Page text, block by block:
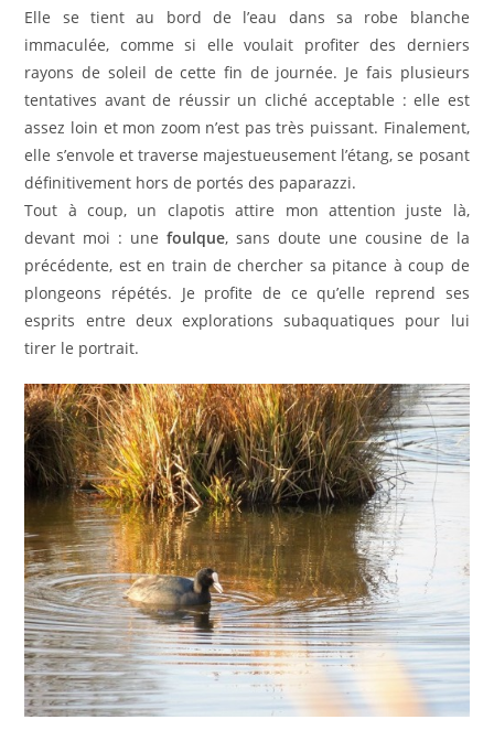
Elle se tient au bord de l’eau dans sa robe blanche
immaculée, comme si elle voulait profiter des derniers
rayons de soleil de cette fin de journée. Je fais plusieurs
tentatives avant de réussir un cliché acceptable : elle est
assez loin et mon zoom n’est pas très puissant. Finalement,
elle s’envole et traverse majestueusement l’étang, se posant
définitivement hors de portés des paparazzi.
Tout à coup, un clapotis attire mon attention juste là,
devant moi : unefoulque, sans doute une cousine de la
précédente, est en train de chercher sa pitance à coup de
plongeons répétés. Je profite de ce qu’elle reprend ses
esprits entre deux explorations subaquatiques pour lui
tirer le portrait.